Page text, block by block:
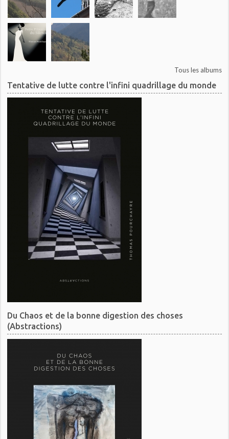
Tous les albums
Tentative de lutte contre l'infini quadrillage du monde
Du Chaos et de la bonne digestion des choses
(Abstractions)